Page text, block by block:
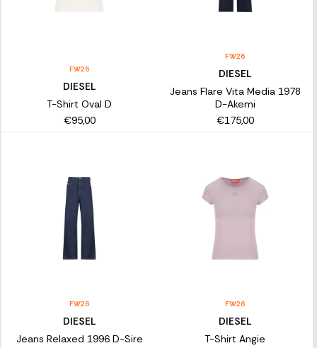
FW26
DIESEL
T-Shirt Oval D
€95,00
FW26
DIESEL
Jeans Flare Vita Media 1978
D-Akemi
€175,00
FW26
DIESEL
Jeans Relaxed 1996 D-Sire
FW26
DIESEL
T-Shirt Angie